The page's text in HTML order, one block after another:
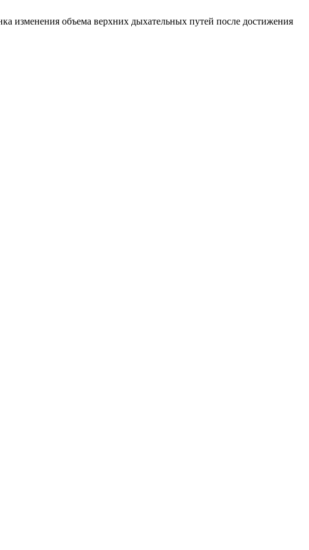
объема верхних дыхательных путей после достижения